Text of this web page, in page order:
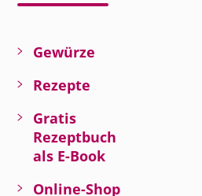
Gewürze
Rezepte
Gratis
Rezeptbuch
als E-Book
Online-Shop